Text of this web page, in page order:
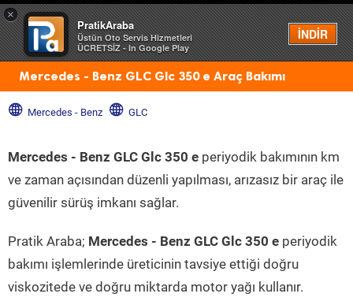
×
PratikAraba
Üstün Oto Servis Hizmetleri
ÜCRETSİZ - In Google Play
İNDİR
Menü
Mercedes - Benz GLC Glc 350 e Araç Bakımı
Mercedes - Benz GLC
Mercedes - Benz GLC Glc 350 e periyodik bakımının km
ve zaman açısından düzenli yapılması, arızasız bir araç ile
güvenilir sürüş imkanı sağlar.
Pratik Araba; Mercedes - Benz GLC Glc 350 e periyodik
bakımı işlemlerinde üreticinin tavsiye ettiği doğru
viskozitede ve doğru miktarda motor yağı kullanır.